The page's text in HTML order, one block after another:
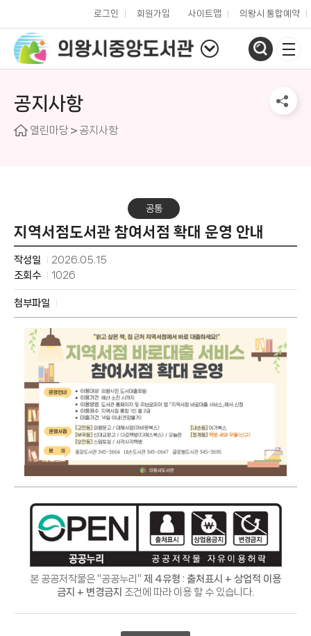
로그인 회원가입 사이트맵 의왕시 통합예약
공지사항
열린마당 공지사항
공통
지역서점도서관 참여서점 확대 운영 안내
작성일
2026.05.15
조회수
1026
첨부파일
본 공공저작물은 "공공누리" 제 4유형 : 출처표시 + 상업적 이용
금지 + 변경금지 조건에 따라 이용 할 수 있습니다.